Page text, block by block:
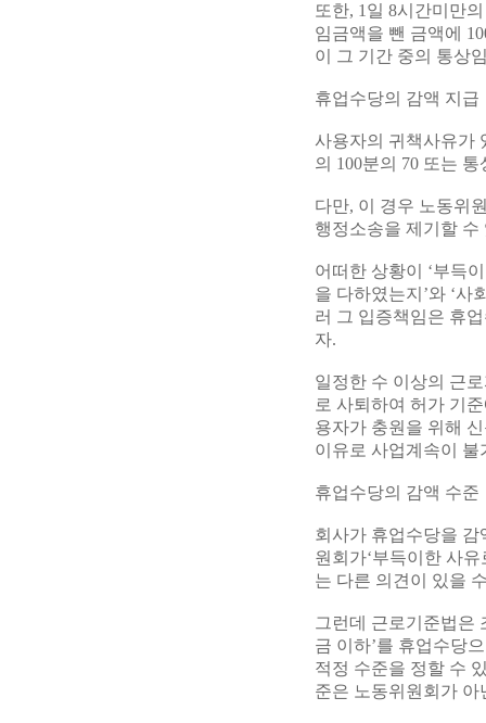
또한, 1일 8시간미만
임금액을 뺀 금액에
이 그 기간 중의 통상
휴업수당의 감액 지급
사용자의 귀책사유가
의 100분의 70 또는
다만, 이 경우 노동위
행정소송을 제기할
어떠한 상황이 ‘부득
을 다하였는지’와 ‘사
러 그 입증책임은 휴
자.
일정한 수 이상의 근
로 사퇴하여 허가 기
용자가 충원을 위해
이유로 사업계속이
휴업수당의 감액 수준
회사가 휴업수당을
원회가‘부득이한 사
는 다른 의견이 있을
그런데 근로기준법은
금 이하’를 휴업수당
적정 수준을 정할 수
준은 노동위원회가